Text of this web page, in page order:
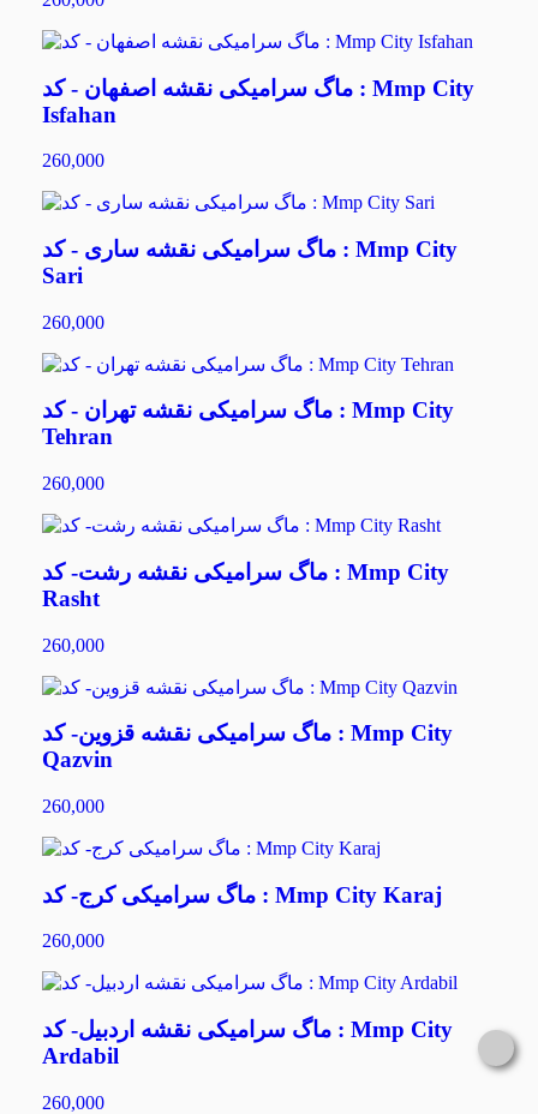
ماگ سرامیکی نقشه اصفهان - کد : Mmp City
Isfahan
260,000
ماگ سرامیکی نقشه ساری - کد : Mmp City
Sari
260,000
ماگ سرامیکی نقشه تهران - کد : Mmp City
Tehran
260,000
ماگ سرامیکی نقشه رشت- کد : Mmp City
Rasht
260,000
ماگ سرامیکی نقشه قزوین- کد : Mmp City
Qazvin
260,000
ماگ سرامیکی کرج- کد : Mmp City Karaj
260,000
ماگ سرامیکی نقشه اردبیل- کد : Mmp City
Ardabil
260,000